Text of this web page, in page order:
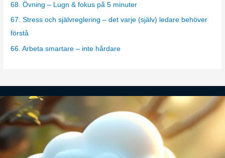
e
s
68. Övning – Lugn & fokus på 5 minuter
67. Stress och självreglering – det varje (själv) ledare behöver
förstå
66. Arbeta smartare – inte hårdare